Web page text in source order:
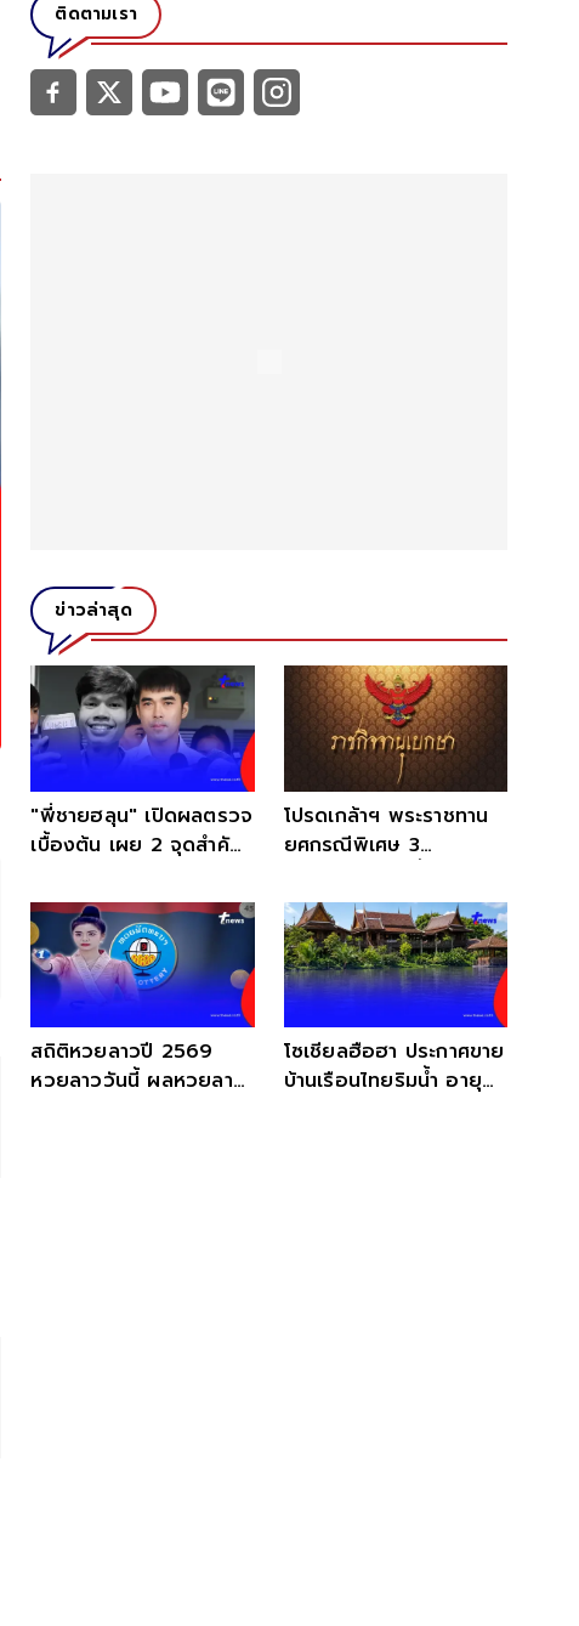
ติดตามเรา
ข่าวล่าสุด
"พี่ชายฮลุน" เปิดผลตรวจ
เบื้องต้น เผย 2 จุดสำคัญ
โปรดเกล้าฯ พระราชทาน
ยศกรณีพิเศษ 3
นายกองเอก
สถิติหวยลาวปี 2569
หวยลาววันนี้ ผลหวยลาว
โซเชียลฮือฮา ประกาศขาย
บ้านเรือนไทยริมน้ำ อายุ